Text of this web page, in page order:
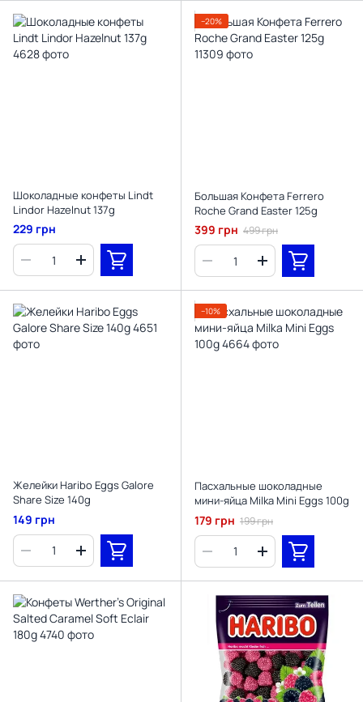
Шоколадные конфеты Lindt
Lindor Hazelnut 137g
229 грн
−20%
Большая Конфета Ferrero
Roche Grand Easter 125g
399 грн 499 грн
Желейки Haribo Eggs Galore
Share Size 140g
149 грн
−10%
Пасхальные шоколадные
мини-яйца Milka Mini Eggs 100g
179 грн 199 грн